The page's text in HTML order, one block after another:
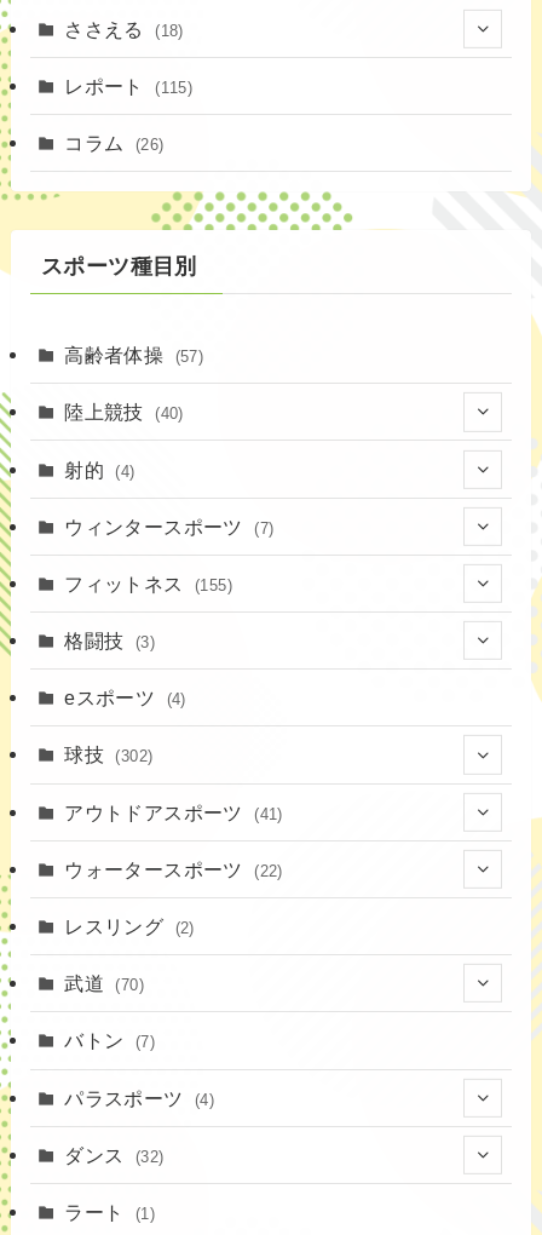
ささえる (18)
(4)
(1)
レポート (115)
コラム (26)
スポーツ種目別
高齢者体操 (57)
陸上競技 (40)
(2)
射的 (4)
(4)
ウィンタースポーツ (7)
(7)
フィットネス (155)
(16)
(37)
(18)
格闘技 (3)
(3)
eスポーツ (4)
球技 (302)
(20)
(19)
(16)
(12)
アウトドアスポーツ (41)
(4)
(8)
ウォータースポーツ (22)
(7)
(15)
レスリング (2)
武道 (70)
バトン (7)
パラスポーツ (4)
ダンス (32)
ラート (1)